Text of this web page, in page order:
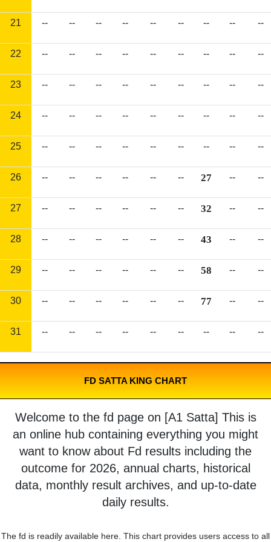
21 -- -- -- -- -- -- -- -- --
22 -- -- -- -- -- -- -- -- --
23 -- -- -- -- -- -- -- -- --
24 -- -- -- -- -- -- -- -- --
25 -- -- -- -- -- -- -- -- --
26 -- -- -- -- -- -- 27 -- --
27 -- -- -- -- -- -- 32 -- --
28 -- -- -- -- -- -- 43 -- --
29 -- -- -- -- -- -- 58 -- --
30 -- -- -- -- -- -- 77 -- --
31 -- -- -- -- -- -- -- -- --
FD SATTA KING CHART
Welcome to the fd page on [A1 Satta] This is
an online hub containing everything you might
want to know about Fd results including the
outcome for 2026, annual charts, historical
data, monthly result archives, and up-to-date
daily results.
The fd is readily available here. This chart provides users access to all